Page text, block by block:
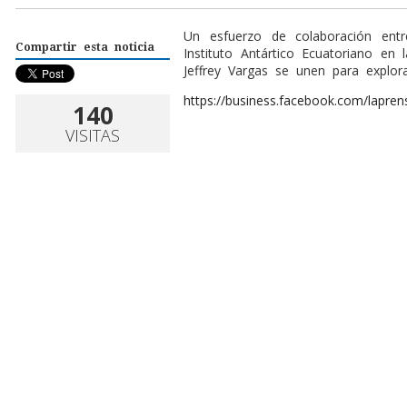
Compartir esta noticia
140
VISITAS
Un esfuerzo de colaboración
Instituto Antártico Ecuatoriano en
Jeffrey Vargas se unen para
https://business.facebook.com/